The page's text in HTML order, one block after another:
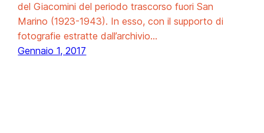
del Giacomini del periodo trascorso fuori San
Marino (1923-1943). In esso, con il supporto di
fotografie estratte dall’archivio…
Gennaio 1, 2017